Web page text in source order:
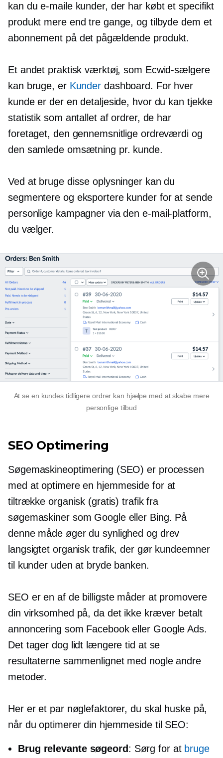
kan du e-maile kunder, der har købt et specifikt
produkt mere end tre gange, og tilbyde dem et
abonnement på det pågældende produkt.
Et andet praktisk værktøj, som Ecwid-sælgere
kan bruge, er Kunder dashboard. For hver
kunde er der en detaljeside, hvor du kan tjekke
statistik som antallet af ordrer, de har
foretaget, den gennemsnitlige ordreværdi og
den samlede omsætning pr. kunde.
Ved at bruge disse oplysninger kan du
segmentere og eksportere kunder for at sende
personlige kampagner via den e-mail-platform,
du vælger.
At se en kundes tidligere ordrer kan hjælpe med at skabe mere
personlige tilbud
SEO Optimering
Søgemaskineoptimering (SEO) er processen
med at optimere en hjemmeside for at
tiltrække organisk (gratis) trafik fra
søgemaskiner som Google eller Bing. På
denne måde øger du synlighed og drev
langsigtet organisk trafik, der gør kundeemner
til kunder uden at bryde banken.
SEO er en af ​​de billigste måder at promovere
din virksomhed på, da det ikke kræver betalt
annoncering som Facebook eller Google Ads.
Det tager dog lidt længere tid at se
resultaterne sammenlignet med nogle andre
metoder.
Her er et par nøglefaktorer, du skal huske på,
når du optimerer din hjemmeside til SEO:
Brug relevante søgeord: Sørg for at bruge